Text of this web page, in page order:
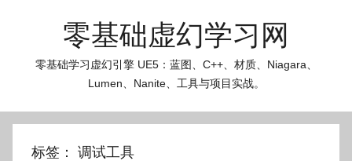
零基础虚幻学习网
零基础学习虚幻引擎 UE5：蓝图、C++、材质、Niagara、
Lumen、Nanite、工具与项目实战。
标签： 调试工具